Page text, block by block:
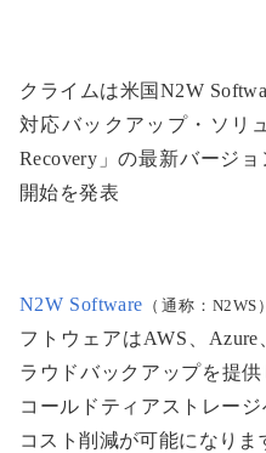
クライムは米国N2W
対応バックアップ・ソリ
Recovery」の最新バージ
開始を発表
N2W Software （通称：N2WS）
フトウェアはAWS、Azure
ラウドバックアップを提供
コールドティアストレー
コスト削減が可能になりま